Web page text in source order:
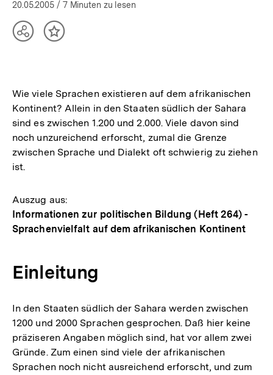
20.05.2005 / 7 Minuten zu lesen
TeilenInhalt
Wie viele Sprachen existieren auf dem afrikanischen
Kontinent? Allein in den Staaten südlich der Sahara
sind es zwischen 1.200 und 2.000. Viele davon sind
noch unzureichend erforscht, zumal die Grenze
zwischen Sprache und Dialekt oft schwierig zu ziehen
ist.
Auszug aus:
Informationen zur politischen Bildung (Heft 264) -
Sprachenvielfalt auf dem afrikanischen Kontinent
Einleitung
In den Staaten südlich der Sahara werden zwischen
1200 und 2000 Sprachen gesprochen. Daß hier keine
präziseren Angaben möglich sind, hat vor allem zwei
Gründe. Zum einen sind viele der afrikanischen
Sprachen noch nicht ausreichend erforscht, und zum